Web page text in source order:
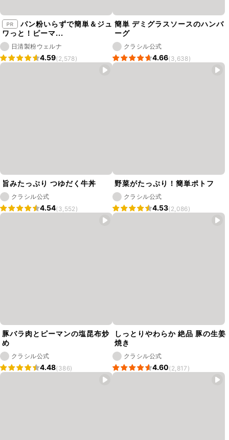
ワっと！ピーマ...
日清製粉ウェルナ
4.59(2,578)
簡単 デミグラスソースのハンバ
ーグ
クラシル公式
4.66(3,638)
旨みたっぷり つゆだく牛丼
クラシル公式
4.54(3,552)
野菜がたっぷり！簡単ポトフ
クラシル公式
4.53(2,086)
豚バラ肉とピーマンの塩昆布炒
め
クラシル公式
4.48(386)
しっとりやわらか 絶品 豚の生姜
焼き
クラシル公式
4.60(2,817)